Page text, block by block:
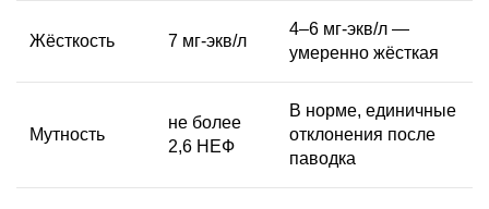
Жёсткость 7 мг-экв/л
4–6 мг-экв/л —
умеренно жёсткая
Мутность
не более
2,6 НЕФ
В норме, единичные
отклонения после
паводка